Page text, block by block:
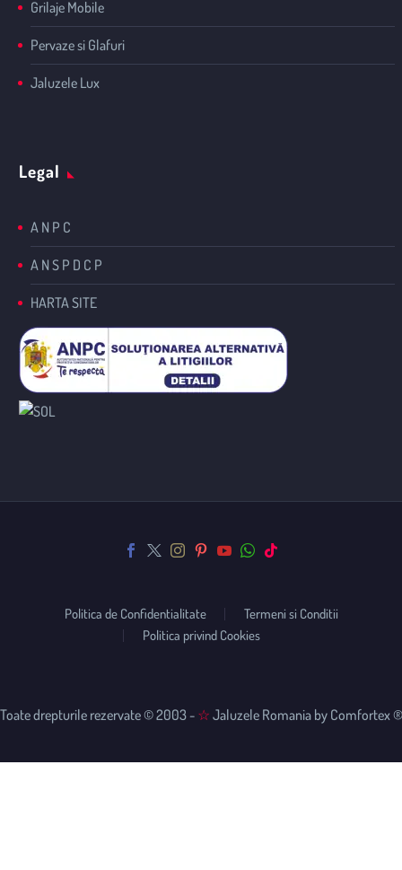
Grilaje Mobile
Pervaze si Glafuri
Jaluzele Lux
Legal
A N P C
A N S P D C P
HARTA SITE
Politica de Confidentialitate
Termeni si Conditii
Politica privind Cookies
Toate drepturile rezervate © 2003 - ☆ Jaluzele Romania by Comfortex ®